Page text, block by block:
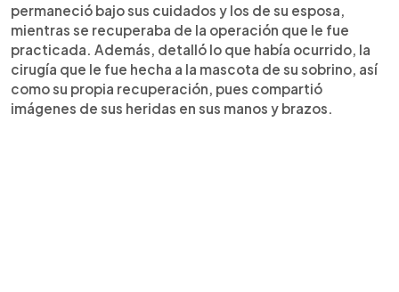
permaneció bajo sus cuidados y los de su esposa,
mientras se recuperaba de la operación que le fue
practicada. Además, detalló lo que había ocurrido, la
cirugía que le fue hecha a la mascota de su sobrino, así
como su propia recuperación, pues compartió
imágenes de sus heridas en sus manos y brazos.